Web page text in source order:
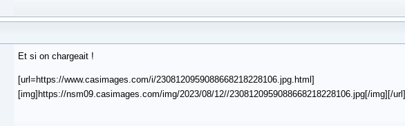
Et si on chargeait !
[url=https://www.casimages.com/i/2308120959088668218228106.jpg.html]
[img]https://nsm09.casimages.com/img/2023/08/12//2308120959088668218228106.jpg[/img][/url]